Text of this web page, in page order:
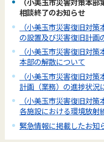
相談終了のお知らせ
（小美玉市災害復旧対
の設置及び災害復旧計画
（小美玉市災害復旧対
本部の解散について
（小美玉市災害復旧対
計画（業務）の進捗状況
（小美玉市災害復旧対
各施設における環境放射
緊急情報に掲載したお知